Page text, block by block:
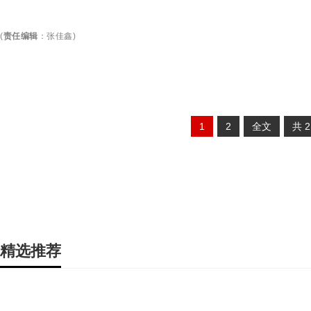
(责任编辑 ： 张佳鑫)
1 2 全文 共 2
精选推荐